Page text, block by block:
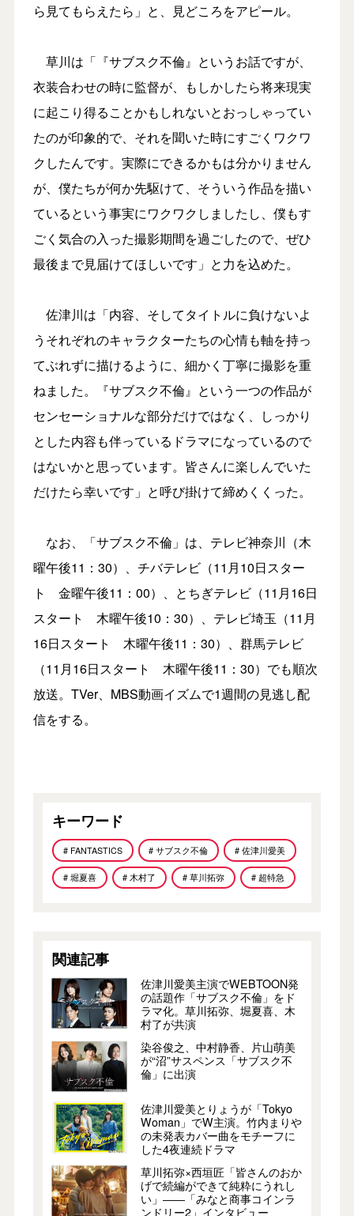
ら見てもらえたら」と、見どころをアピール。
草川は「『サブスク不倫』というお話ですが、
衣装合わせの時に監督が、もしかしたら将来現実
に起こり得ることかもしれないとおっしゃってい
たのが印象的で、それを聞いた時にすごくワクワ
クしたんです。実際にできるかもは分かりません
が、僕たちが何か先駆けて、そういう作品を描い
ているという事実にワクワクしましたし、僕もす
ごく気合の入った撮影期間を過ごしたので、ぜひ
最後まで見届けてほしいです」と力を込めた。
佐津川は「内容、そしてタイトルに負けないよ
うそれぞれのキャラクターたちの心情も軸を持っ
てぶれずに描けるように、細かく丁寧に撮影を重
ねました。『サブスク不倫』という一つの作品が
センセーショナルな部分だけではなく、しっかり
とした内容も伴っているドラマになっているので
はないかと思っています。皆さんに楽しんでいた
だけたら幸いです」と呼び掛けて締めくくった。
なお、「サブスク不倫」は、テレビ神奈川（木
曜午後11：30）、チバテレビ（11月10日スター
ト 金曜午後11：00）、とちぎテレビ（11月16日
スタート 木曜午後10：30）、テレビ埼玉（11月
16日スタート 木曜午後11：30）、群馬テレビ
（11月16日スタート 木曜午後11：30）でも順次
放送。TVer、MBS動画イズムで1週間の見逃し配
信をする。
キーワード
# FANTASTICS # サブスク不倫 # 佐津川愛美
# 堀夏喜 # 木村了 # 草川拓弥 # 超特急
関連記事
佐津川愛美主演でWEBTOON発
の話題作「サブスク不倫」をド
ラマ化。草川拓弥、堀夏喜、木
村了が共演
染谷俊之、中村静香、片山萌美
が“沼”サスペンス「サブスク不
倫」に出演
佐津川愛美とりょうが「Tokyo
Woman」でW主演。竹内まりや
の未発表カバー曲をモチーフに
した4夜連続ドラマ
草川拓弥×西垣匠「皆さんのおか
げで続編ができて純粋にうれし
い」――「みなと商事コインラ
ンドリー2」インタビュー